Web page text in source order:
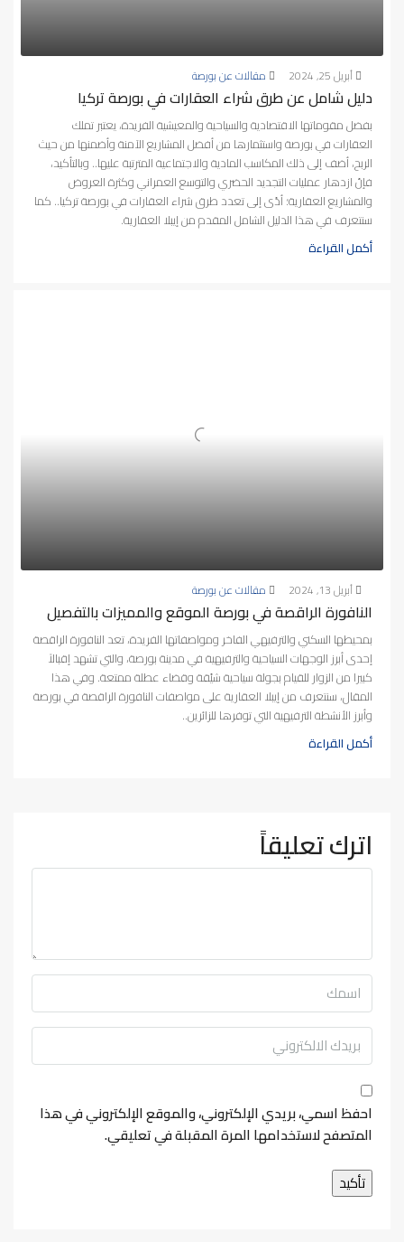
أبريل 25, 2024 مقالات عن بورصة
دليل شامل عن طرق شراء العقارات في بورصة تركيا
بفضل مقوماتها الاقتصادية والسياحية والمعيشية الفريدة، يعتبر تملك
العقارات في بورصة واستثمارها من أفضل المشاريع الآمنة وأضمنها من حيث
الربح، أضف إلى ذلك المكاسب المادية والاجتماعية المترتبة عليها.. وبالتأكيد،
فإنّ ازدهار عمليات التجديد الحضري والتوسع العمراني وكثرة العروض
والمشاريع العقارية؛ أدّى إلى تعدد طرق شراء العقارات في بورصة تركيا.. كما
سنتعرف في هذا الدليل الشامل المقدم من إيبلا العقارية.
أكمل القراءة
أبريل 13, 2024 مقالات عن بورصة
النافورة الراقصة في بورصة الموقع والمميزات بالتفصيل
بمحيطها السكني والترفيهي الفاخر ومواصفاتها الفريدة، تعد النافورة الراقصة
إحدى أبرز الوجهات السياحية والترفيهية في مدينة بورصة، والتي تشهد إقبالاً
كبيرا من الزوار للقيام بجولة سياحية شيّقة وقضاء عطلة ممتعة. وفي هذا
المقال، سنتعرف من إيبلا العقارية على مواصفات النافورة الراقصة في بورصة
وأبرز الأنشطة الترفيهية التي توفرها للزائرين..
أكمل القراءة
اترك تعليقاً
احفظ اسمي، بريدي الإلكتروني، والموقع الإلكتروني في هذا
المتصفح لاستخدامها المرة المقبلة في تعليقي.